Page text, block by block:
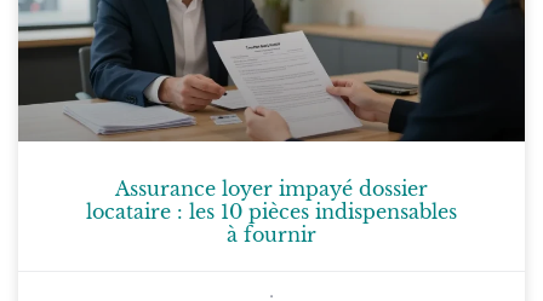
Assurance loyer impayé dossier
locataire : les 10 pièces indispensables
à fournir